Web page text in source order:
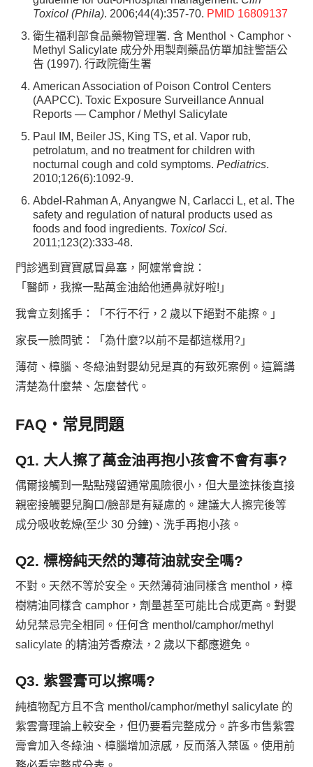
Toxicol (Phila). 2006;44(4):357-70. PMID 16809137
衛生福利部食品藥物管理署. 含 Menthol、Camphor、
Methyl Salicylate 成分外用製劑藥品仿單加註警語公
告 (1997). 行政院衛生署
American Association of Poison Control Centers
(AAPCC). Toxic Exposure Surveillance Annual
Reports — Camphor / Methyl Salicylate
Paul IM, Beiler JS, King TS, et al. Vapor rub,
petrolatum, and no treatment for children with
nocturnal cough and cold symptoms.Pediatrics.
2010;126(6):1092-9.
Abdel-Rahman A, Anyangwe N, Carlacci L, et al. The
safety and regulation of natural products used as
foods and food ingredients. Toxicol Sci.
2011;123(2):333-48.
門診遇到寶寶感冒鼻塞，阿嬤常會說：
「醫師，我擦一點萬金油給他通鼻就好啦!」
我會立刻搖手：「不行不行，2 歲以下絕對不能擦。」
家長一臉問號：「為什麼?以前不是都這樣用?」
薄荷、樟腦、冬綠油對嬰幼兒是真的有致死案例。這篇講
清楚為什麼禁、怎麼替代。
FAQ・常見問題
Q1. 大人擦了萬金油再抱小孩會不會有事?
偶爾接觸到一點點殘留通常風險很小，但大量塗抹後直接
親密接觸嬰兒胸口/臉部是有疑慮的。建議大人擦完後等
成分吸收乾燥(至少 30 分鐘)、洗手再抱小孩。
Q2. 標榜純天然的薄荷油就安全嗎?
不對。天然不等於安全。天然薄荷油同樣含 menthol，樟
樹精油同樣含 camphor，劑量甚至可能比合成更高。對嬰
幼兒禁忌完全相同。任何含 menthol/camphor/methyl
salicylate 的精油芳香療法，2 歲以下都應避免。
Q3. 紫雲膏可以擦嗎?
純植物配方且不含 menthol/camphor/methyl salicylate 的
紫雲膏理論上較安全，但仍要看完整成分。許多市售紫雲
膏會加入冬綠油、樟腦增加涼感，反而落入禁區。使用前